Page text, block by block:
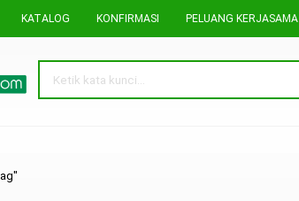
KATALOG KONFIRMASI PELUANG KERJASAMA